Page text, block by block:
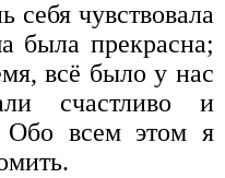
себя чувствовала
была прекрасна;
всё было у нас
счастливо и
Обо всем этом я